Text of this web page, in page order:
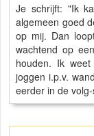
Je schrijft: "Ik
algemeen goed
op mij. Dan
wachtend op
houden. Ik
joggen i.p.v.
eerder in de